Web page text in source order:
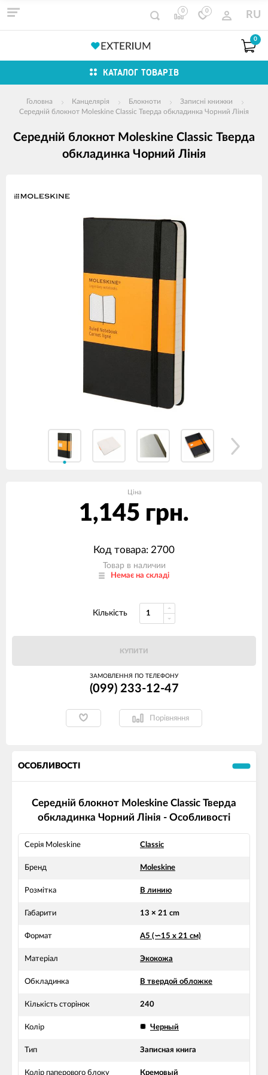
0 0 RU
0
КАТАЛОГ ТОВАРІВ
Головна Канцелярія Блокноти
Записні книжки
Середній блокнот Moleskine Classic Тверда обкладинка Чорний Лінія
Середній блокнот Moleskine Classic Тверда
обкладинка Чорний Лінія
продуктів
Ціна
1,145 грн.
Код товара: 2700
Товар в наличии
Немає на складі
Кількість
КУПИТИ
ЗАМОВЛЕННЯ ПО ТЕЛЕФОНУ
(099) 233-12-47
Порівняння
ОСОБЛИВОСТІ
Середній блокнот Moleskine Classic Тверда
обкладинка Чорний Лінія - Особливості
Серія Moleskine Classic
Бренд Moleskine
Розмітка В линию
Габарити 13 × 21 cm
Формат А5 (∽15 х 21 см)
Матеріал Экокожа
Обкладинка В твердой обложке
Кількість сторінок 240
Колір Черный
Тип Записная книга
Колір паперового блоку Кремовый